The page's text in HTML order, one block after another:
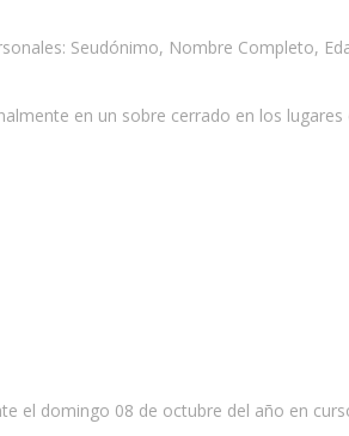
Seudónimo, Nombre Completo,
en un sobre cerrado en los lugares
el domingo 08 de octubre del año en